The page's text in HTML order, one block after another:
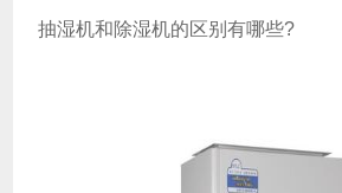
抽湿机和除湿机的区别有哪些?